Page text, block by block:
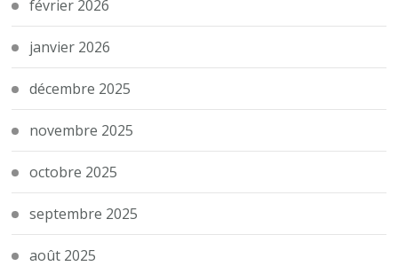
février 2026
janvier 2026
décembre 2025
novembre 2025
octobre 2025
septembre 2025
août 2025